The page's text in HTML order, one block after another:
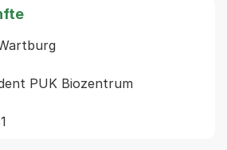
PUK Biozentrum